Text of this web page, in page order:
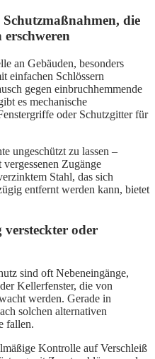
die
an Gebäuden, besonders
einfachen Schlössern
gegen einbruchhemmende
es mechanische
oder Schutzgitter für
ungeschützt zu lassen –
Zugänge
Stahl, das sich
entfernt werden kann, bietet
oder
sind oft Nebeneingänge,
Kellerfenster, die von
werden. Gerade in
solchen alternativen
fallen.
Kontrolle auf Verschleiß